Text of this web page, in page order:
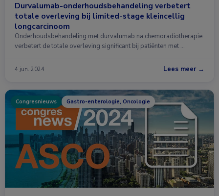
Durvalumab-onderhoudsbehandeling verbetert
totale overleving bij limited-stage kleincellig
longcarcinoom
Onderhoudsbehandeling met durvalumab na chemoradiotherapie
verbetert de totale overleving significant bij patiënten met …
4 jun. 2024 Lees meer →
Congresnieuws Gastro-enterologie, Oncologie